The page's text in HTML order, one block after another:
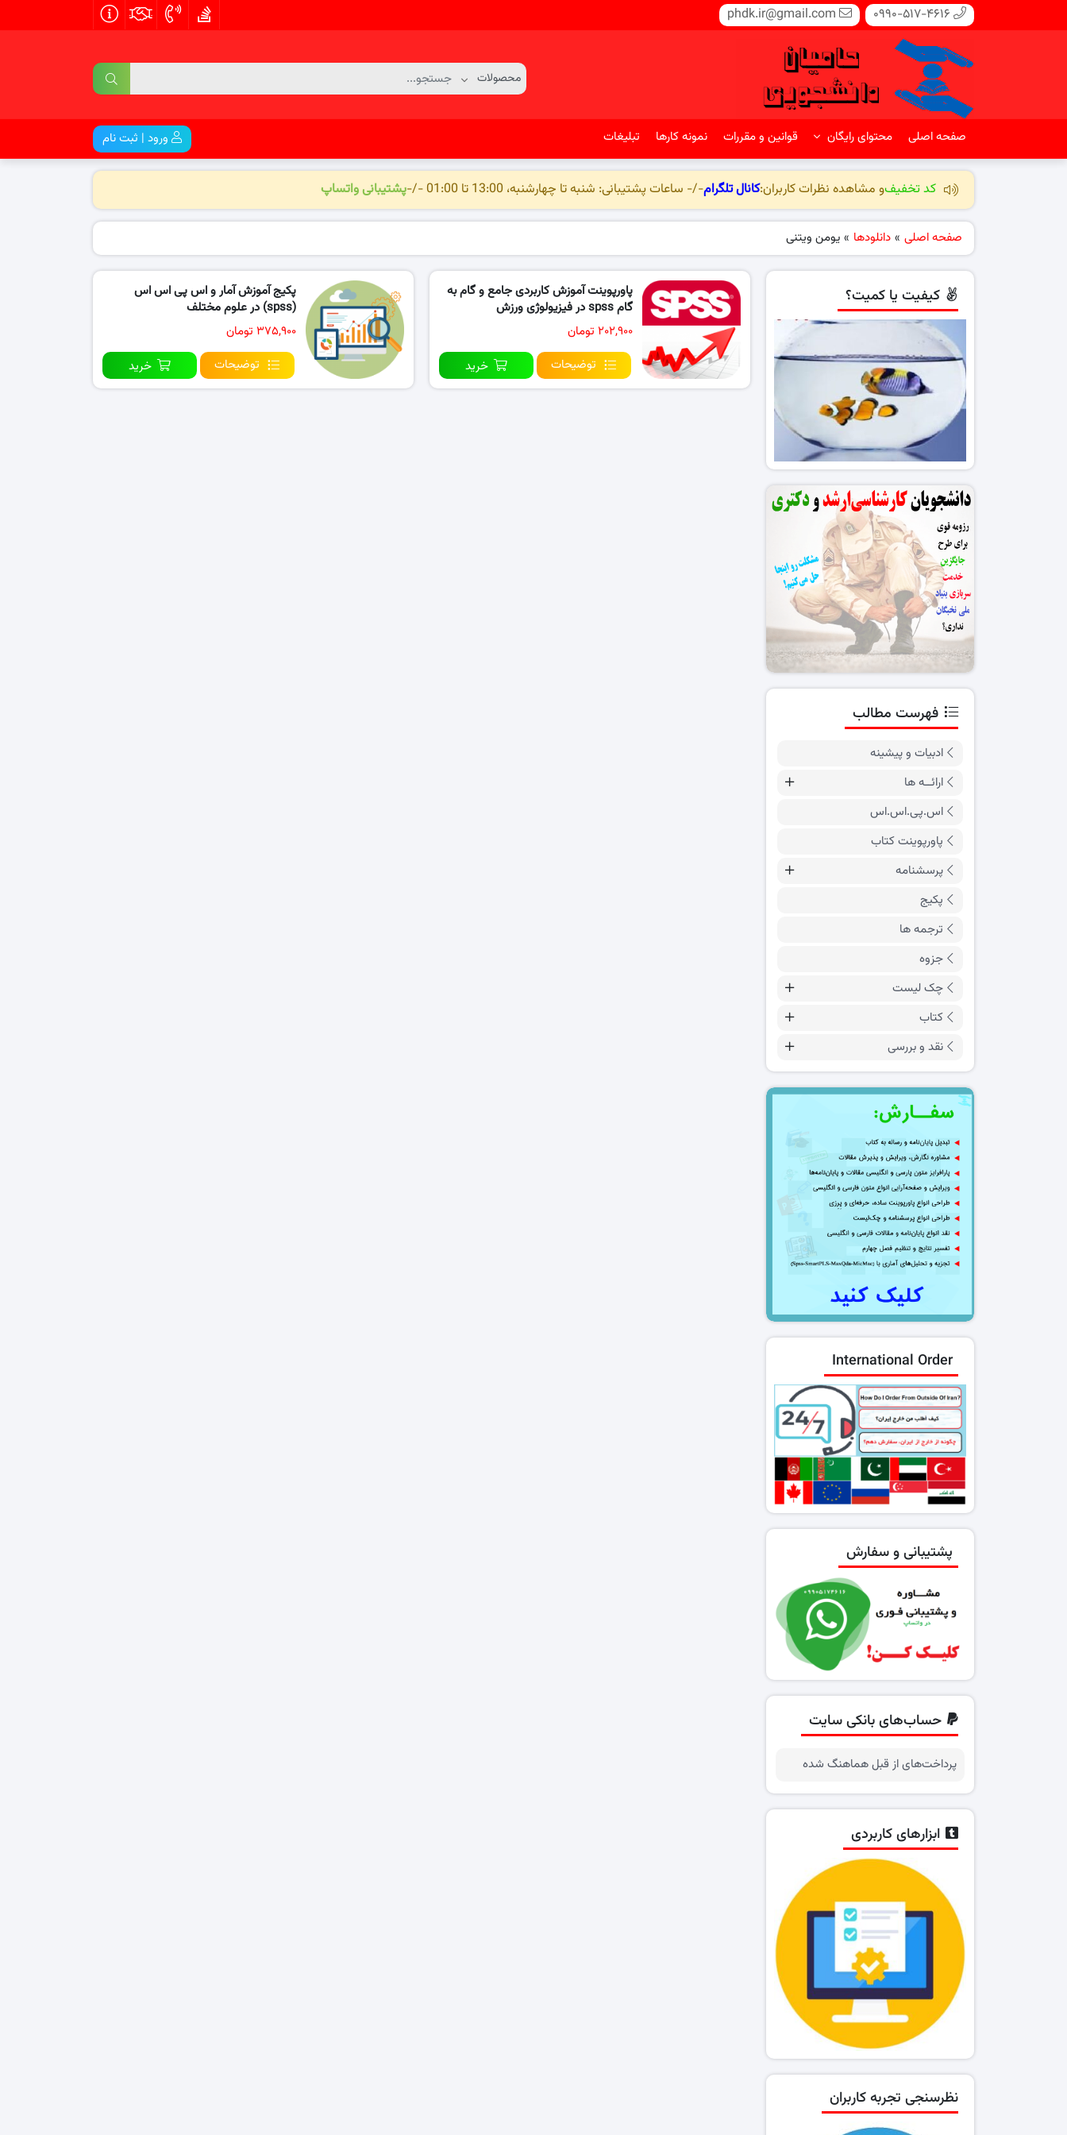
0990-517-4616
phdk.ir@gmail.com
صفحه اصلی محتوای رایگان قوانین و مقررات نمونه کارها تبلیغات ورود | ثبت نام
کد تخفیفو مشاهده نظرات کاربران:کانال تلگرام-/- ساعات پشتیبانی: شنبه تا چهارشنبه، 13:00 تا 01:00 -/- پشتیبانی واتساپ
صفحه اصلی » دانلودها » یومن ویتنی
پاورپوینت آموزش کاربردی جامع و گام به
گام spss در فیزیولوژی ورزش
۲۰۲,۹۰۰ تومان
توضیحات
خرید
پکیج آموزش آمار و اس پی اس اس
(spss) در علوم مختلف
۳۷۵,۹۰۰ تومان
توضیحات
خرید
کیفیت یا کمیت؟
فهرست مطالب
ادبیات و پیشینه
ارائــه ها
اس.پی.اس.اس
پاورپوینت کتاب
پرسشنامه
پکیج
ترجمه ها
جزوه
چک لیست
کتاب
نقد و بررسی
International Order
پشتیبانی و سفارش
حساب‌های بانکی سایت
پرداخت‌های از قبل هماهنگ شده
ابزارهای کاربردی
نظرسنجی تجربه کاربران